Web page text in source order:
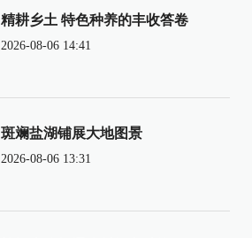
精耕乡土 特色种养的丰收答卷
2026-08-06 14:41
斑斓盐湖铺展大地图景
2026-08-06 13:31